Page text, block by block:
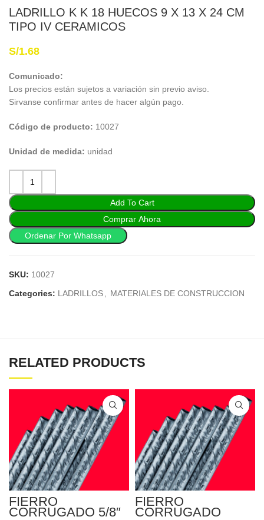
LADRILLO K K 18 HUECOS 9 X 13 X 24 CM
TIPO IV CERAMICOS
S/1.68
Comunicado:
Los precios están sujetos a variación sin previo aviso.
Sirvanse confirmar antes de hacer algún pago.
Código de producto: 10027
Unidad de medida: unidad
Add To Cart
Comprar Ahora
Ordenar Por Whatsapp
SKU: 10027
Categories: LADRILLOS MATERIALES DE CONSTRUCCION
RELATED PRODUCTS
FIERRO
CORRUGADO 5/8″
FIERRO
CORRUGADO